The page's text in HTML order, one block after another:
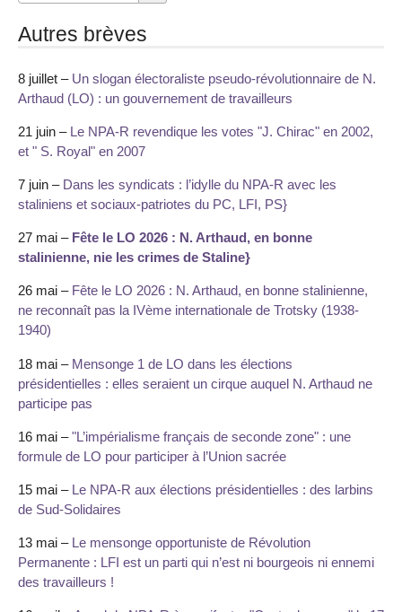
Autres brèves
8 juillet – Un slogan électoraliste pseudo-révolutionnaire de N.
Arthaud (LO) : un gouvernement de travailleurs
21 juin – Le NPA-R revendique les votes "J. Chirac" en 2002,
et " S. Royal" en 2007
7 juin – Dans les syndicats : l’idylle du NPA-R avec les
staliniens et sociaux-patriotes du PC, LFI, PS}
27 mai – Fête le LO 2026 : N. Arthaud, en bonne
stalinienne, nie les crimes de Staline}
26 mai – Fête le LO 2026 : N. Arthaud, en bonne stalinienne,
ne reconnaît pas la IVème internationale de Trotsky (1938-
1940)
18 mai – Mensonge 1 de LO dans les élections
présidentielles : elles seraient un cirque auquel N. Arthaud ne
participe pas
16 mai –"L’impérialisme français de seconde zone" : une
formule de LO pour participer à l’Union sacrée
15 mai – Le NPA-R aux élections présidentielles : des larbins
de Sud-Solidaires
13 mai – Le mensonge opportuniste de Révolution
Permanente : LFI est un parti qui n’est ni bourgeois ni ennemi
des travailleurs !